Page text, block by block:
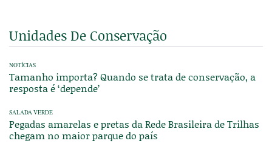
Unidades De Conservação
NOTÍCIAS
Tamanho importa? Quando se trata de conservação, a
resposta é ‘depende’
SALADA VERDE
Pegadas amarelas e pretas da Rede Brasileira de Trilhas
chegam no maior parque do país